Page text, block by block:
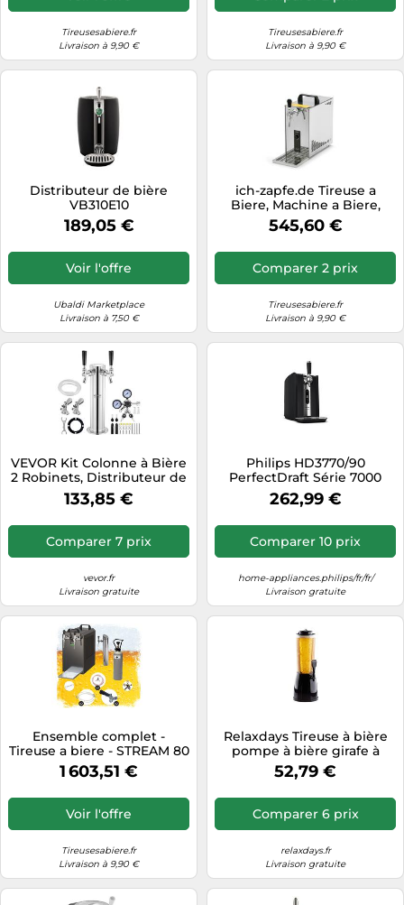
Taille-haies
Techniques de mesure
Tondeuses
Tronçonneuses
Tuyaux d'arrosage
Éclairage
Informatique
Jeux électroniques
Lave-linge
Machines à coudre
Montres connectées
Objectifs photo
Ordinateurs portables
Plaques de cuisson
Reflex numériques
Robots de cuisine
Réfrigérateurs
Smartphones
Sèche-linge
Tablettes tactiles
Téléphonie
Téléviseurs
Télévision & vidéo
Vélos
Vélos biking
Vêtements de sport
Équipement outdoor
Tireusesabiere.fr
Livraison à 9,90 €
Tireusesabiere.fr
Livraison à 9,90 €
Distributeur de bière
VB310E10
189,05 €
Voir l'offre
Ubaldi Marketplace
Livraison à 7,50 €
ich-zapfe.de Tireuse a
Biere, Machine a Biere,
PYGMY 25, 1 Sortie, avec
raccord 5/8, 30l/h
545,60 €
Comparer 2 prix
Tireusesabiere.fr
Livraison à 9,90 €
VEVOR Kit Colonne à Bière
2 Robinets, Distributeur de
Bière Boisson en Acier
Inoxydable, Tireuse à Bière
Jauge W21,8, Coupleur de
Fût Système A et Plateau
133,85 €
Comparer 7 prix
vevor.fr
Livraison gratuite
Philips HD3770/90
PerfectDraft Série 7000
Noir
262,99 €
Comparer 10 prix
home-appliances.philips/fr/fr/
Livraison gratuite
Ensemble complet -
Tireuse a biere - STREAM 80
machine a biere, sous le
comptoir, pompe a biere 2
lignes, 90 litres/h,
professionnelle Type A,
KeyKeg
1 603,51 €
Voir l'offre
Tireusesabiere.fr
Livraison à 9,90 €
Relaxdays Tireuse à bière
pompe à bière girafe à
bière en plastique 2,5 litres
robinet HxlxP 50 x 23 x 18
cm, noir
52,79 €
Comparer 6 prix
relaxdays.fr
Livraison gratuite